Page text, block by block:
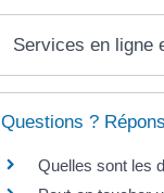
Services en ligne
Questions ?
Quelles sont les